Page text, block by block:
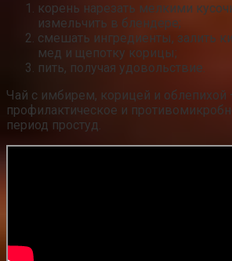
корень нарезать мелкими
измельчить в блендере;
смешать ингредиенты, залить
мед и щепотку корицы;
пить, получая удовольствие.
Чай с имбирем, корицей и облепихой
профилактическое и
период простуд.